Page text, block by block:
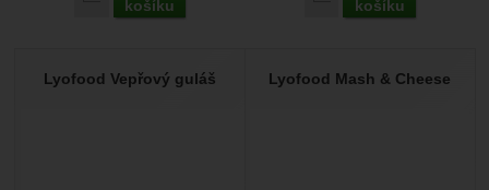
košíku
košíku
Lyofood Vepřový guláš Lyofood Mash & Cheese